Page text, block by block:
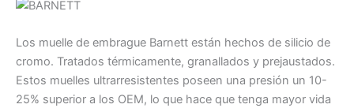
Los muelle de embrague Barnett están hechos de silicio de
cromo. Tratados térmicamente, granallados y prejaustados.
Estos muelles ultrarresistentes poseen una presión un 10-
25% superior a los OEM, lo que hace que tenga mayor vida